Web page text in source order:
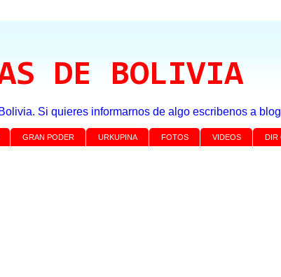
DE BOLIVIA
Si quieres informarnos de algo escribenos a
GRAN PODER URKUPINA FOTOS VIDEOS DIR